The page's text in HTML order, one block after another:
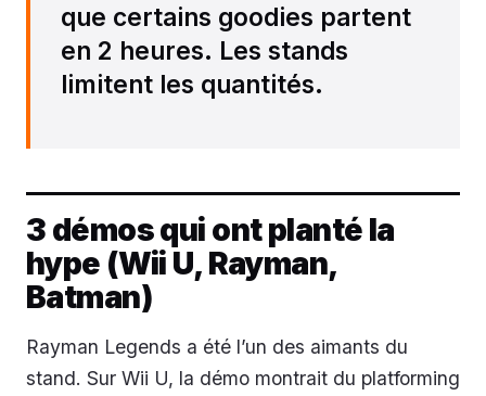
que certains goodies partent
en 2 heures. Les stands
limitent les quantités.
3 démos qui ont planté la
hype (Wii U, Rayman,
Batman)
Rayman Legends a été l’un des aimants du
stand. Sur Wii U, la démo montrait du platforming